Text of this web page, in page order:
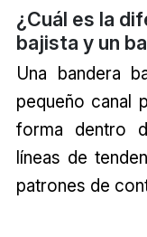
¿Cuál es la
bajista y un
Una bandera
pequeño canal
forma dentro
líneas de
patrones de